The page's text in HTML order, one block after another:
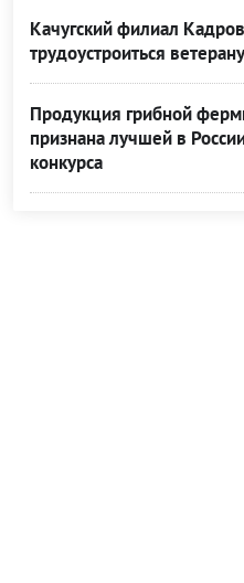
Качугский филиал
трудоустроиться
Продукция грибной
признана лучшей в
конкурса